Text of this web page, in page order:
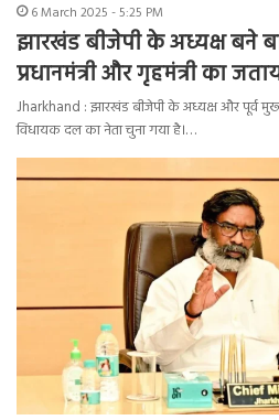
6 March 2025 - 5:25 PM
झारखंड बीजेपी के अध्यक्ष बने
प्रधानमंत्री और गृहमंत्री का
Jharkhand : झारखंड बीजेपी के अध्यक्ष और पूर्व
विधायक दल का नेता चुना गया है।…